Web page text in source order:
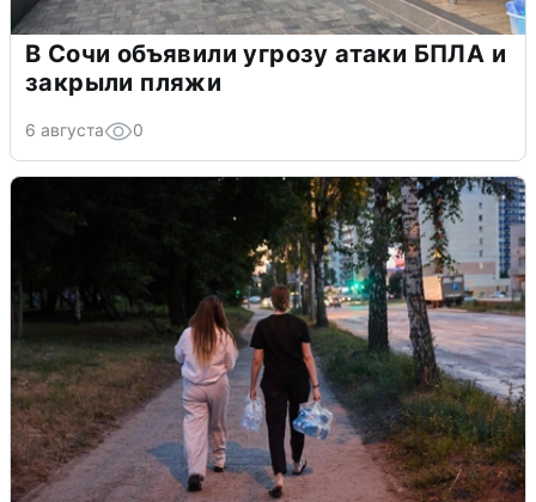
В Сочи объявили угрозу атаки БПЛА и
закрыли пляжи
6 августа 0